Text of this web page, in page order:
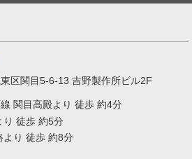
区関目5-6-13 吉野製作所ビル2F
関目高殿より 徒歩 約4分
り 徒歩 約5分
より 徒歩 約8分